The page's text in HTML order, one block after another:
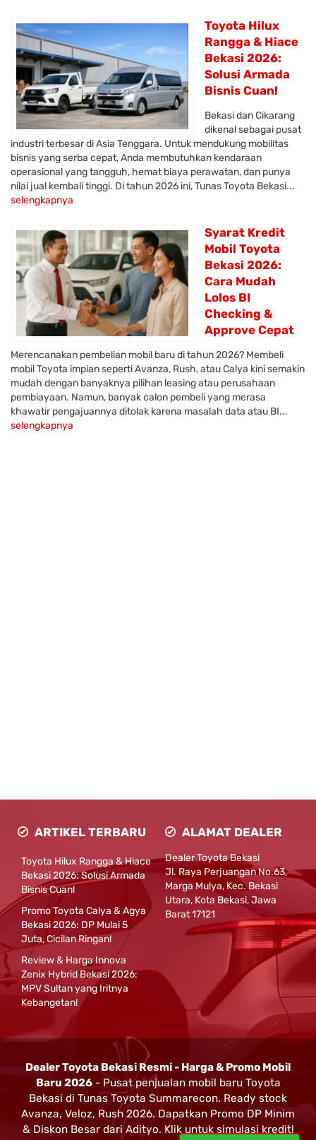
Toyota Hilux
Rangga & Hiace
Bekasi 2026:
Solusi Armada
Bisnis Cuan!
Bekasi dan Cikarang
dikenal sebagai pusat
industri terbesar di Asia Tenggara. Untuk mendukung mobilitas
bisnis yang serba cepat, Anda membutuhkan kendaraan
operasional yang tangguh, hemat biaya perawatan, dan punya
nilai jual kembali tinggi. Di tahun 2026 ini, Tunas Toyota Bekasi...
selengkapnya
Syarat Kredit
Mobil Toyota
Bekasi 2026:
Cara Mudah
Lolos BI
Checking &
Approve Cepat
Merencanakan pembelian mobil baru di tahun 2026? Membeli
mobil Toyota impian seperti Avanza, Rush, atau Calya kini semakin
mudah dengan banyaknya pilihan leasing atau perusahaan
pembiayaan. Namun, banyak calon pembeli yang merasa
khawatir pengajuannya ditolak karena masalah data atau BI...
selengkapnya
ARTIKEL TERBARU
Toyota Hilux Rangga & Hiace
Bekasi 2026: Solusi Armada
Bisnis Cuan!
Promo Toyota Calya & Agya
Bekasi 2026: DP Mulai 5
Juta, Cicilan Ringan!
Review & Harga Innova
Zenix Hybrid Bekasi 2026:
MPV Sultan yang Iritnya
Kebangetan!
ALAMAT DEALER
Dealer Toyota Bekasi
Jl. Raya Perjuangan No.63,
Marga Mulya, Kec. Bekasi
Utara, Kota Bekasi, Jawa
Barat 17121
Dealer Toyota Bekasi Resmi - Harga & Promo Mobil
Baru 2026- Pusat penjualan mobil baru Toyota
Bekasi di Tunas Toyota Summarecon. Ready stock
Avanza, Veloz, Rush 2026. Dapatkan Promo DP Minim
& Diskon Besar dari Adityo. Klik untuk simulasi kredit!